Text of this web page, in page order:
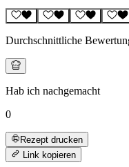
Durchschnittliche
Hab ich nachgemacht
0
Rezept drucken
Link kopieren